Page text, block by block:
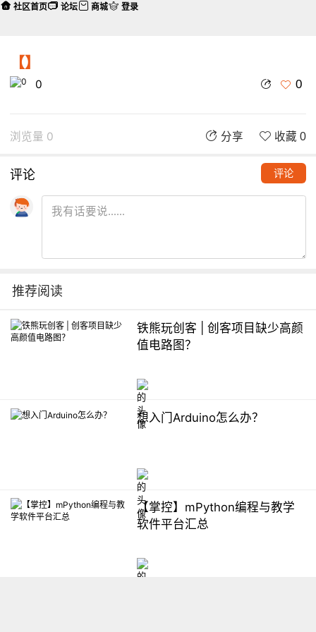
【】
0 0
浏览量 0 分享 收藏 0
评论 评论
推荐阅读
铁熊玩创客 | 创客项目缺少高颜
值电路图？
想入门Arduino怎么办？
【掌控】mPython编程与教学
软件平台汇总
社区首页 论坛 商城 登录